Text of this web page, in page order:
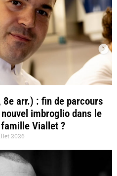
arr.) : fin de parcours
imbroglio dans le
Viallet ?
2026